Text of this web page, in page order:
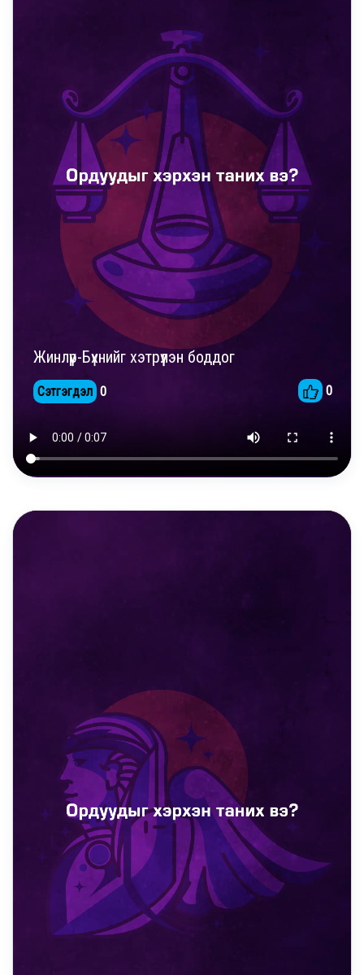
Жинлүүр-Бүхнийг хэтрүүлэн боддог
Сэтгэгдэл 0 0